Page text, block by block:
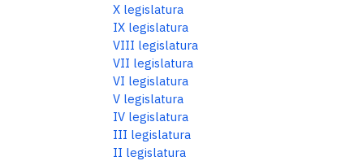
X legislatura
IX legislatura
VIII legislatura
VII legislatura
VI legislatura
V legislatura
IV legislatura
III legislatura
II legislatura